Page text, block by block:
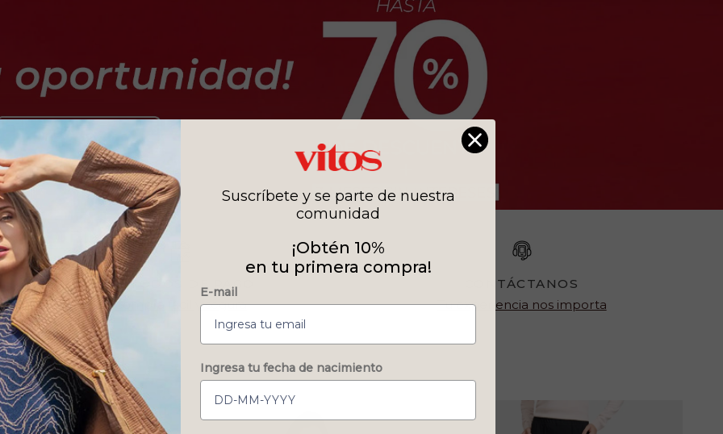
MÉTODOS DE PAGO
Compra fácil y segura
CONTÁCTANOS
Tu experiencia nos importa
Suscríbete y se parte de nuestra
comunidad
¡Obtén 10%
en tu primera compra!
E-mail
Ingresa tu fecha de nacimiento